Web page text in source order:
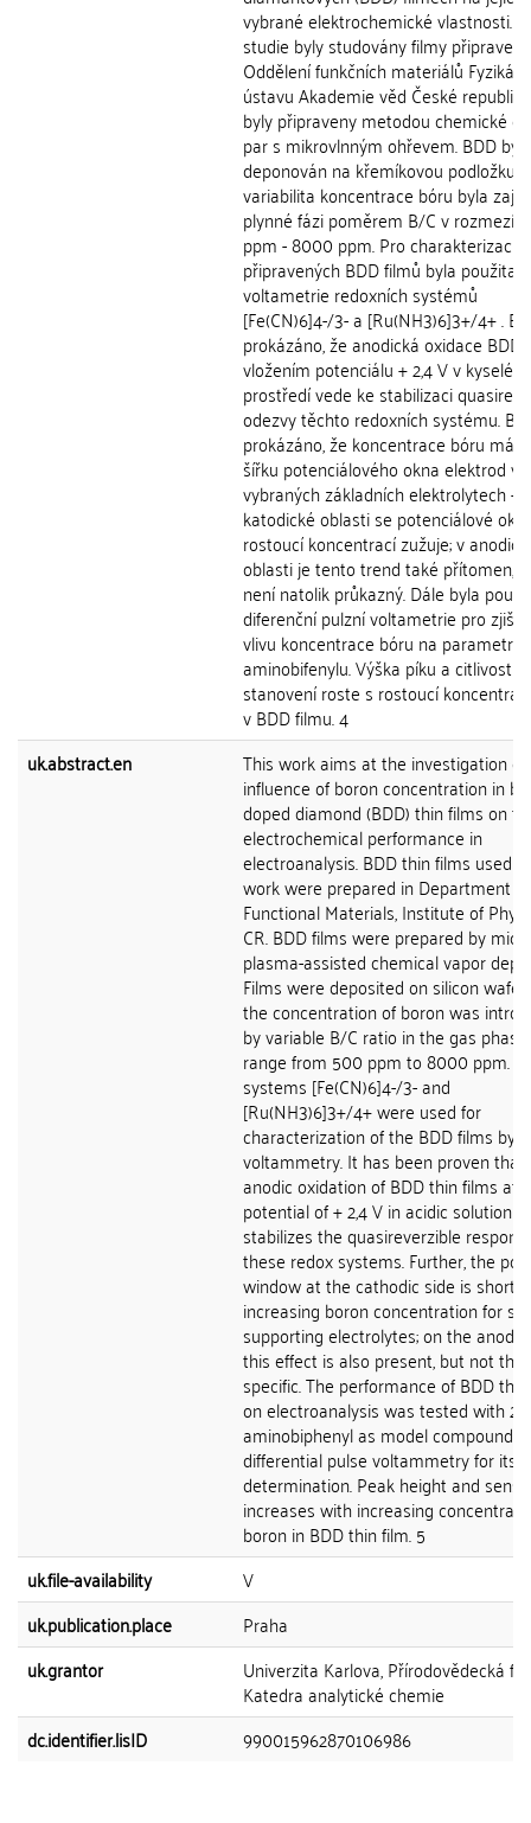
vybrané elektrochemické vlastnosti.
studie byly studovány filmy
Oddělení funkčních materiálů
ústavu Akademie věd České
byly připraveny metodou chemické
par s mikrovlnným ohřevem. BDD byl
deponován na křemíkovou podložku a
variabilita koncentrace bóru byla
plynné fázi poměrem B/C v rozmezí
ppm - 8000 ppm. Pro charakterizaci
připravených BDD filmů byla použita
voltametrie redoxních systémů
[Fe(CN)6]4-/3- a [Ru(NH3)6]3+/4+ .
prokázáno, že anodická oxidace BDD
vložením potenciálu + 2,4 V v kyselém
prostředí vede ke stabilizaci
odezvy těchto redoxních systému.
prokázáno, že koncentrace bóru má
šířku potenciálového okna elektrod ve
vybraných základních elektrolytech - v
katodické oblasti se potenciálové
rostoucí koncentrací zužuje; v
oblasti je tento trend také přítomen, i
není natolik průkazný. Dále byla
diferenční pulzní voltametrie pro
vlivu koncentrace bóru na parametry
aminobifenylu. Výška píku a citlivost
stanovení roste s rostoucí
v BDD filmu. 4
uk.abstract.en
This work aims at the investigation
influence of boron concentration in
doped diamond (BDD) thin films on
electrochemical performance in
electroanalysis. BDD thin films used
work were prepared in Department of
Functional Materials, Institute of
CR. BDD films were prepared by
plasma-assisted chemical vapor
Films were deposited on silicon
the concentration of boron was
by variable B/C ratio in the gas
range from 500 ppm to 8000 ppm.
systems [Fe(CN)6]4-/3- and
[Ru(NH3)6]3+/4+ were used for
characterization of the BDD films by
voltammetry. It has been proven
anodic oxidation of BDD thin films at
potential of + 2,4 V in acidic solution
stabilizes the quasireverzible
these redox systems. Further, the
window at the cathodic side is
increasing boron concentration for
supporting electrolytes; on the
this effect is also present, but not that
specific. The performance of BDD
on electroanalysis was tested with 2-
aminobiphenyl as model compound.
differential pulse voltammetry for its
determination. Peak height and
increases with increasing
boron in BDD thin film. 5
uk.file-availability
V
uk.publication.place
Praha
uk.grantor
Univerzita Karlova, Přírodovědecká
Katedra analytické chemie
dc.identifier.lisID
990015962870106986